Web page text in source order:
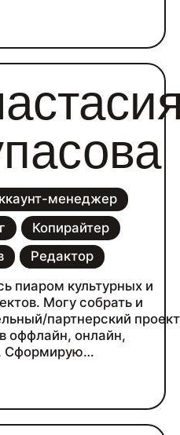
менеджер
Копирайтер
Редактор
пиаром культурных и
Могу собрать и
партнерский проект
оффлайн, онлайн,
Сформирую
для продукта или
Подготовлю/